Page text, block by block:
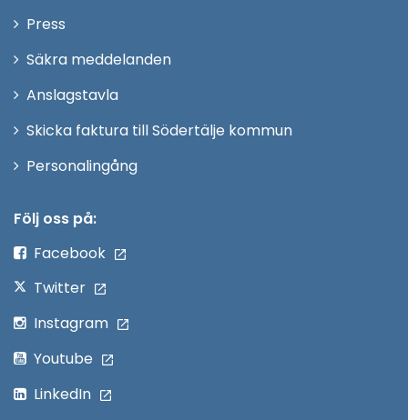
Press
fönster
Säkra meddelanden
Anslagstavla
Skicka faktura till Södertälje kommun
PersonalingångÖppna
Följ oss på:
Facebook
Twitter
Instagram
Youtube
LinkedIn